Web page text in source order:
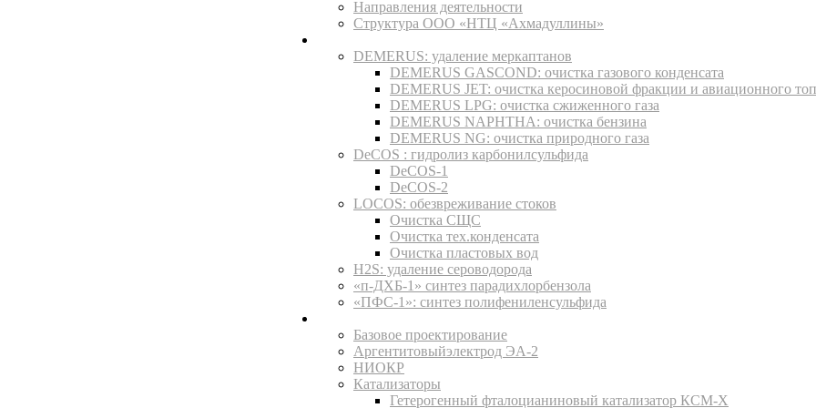
Направления деятельности
Структура ООО «НТЦ «Ахмадуллины»
DEMERUS: удаление меркаптанов
DEMERUS GASCOND: очистка газового конденсата
DEMERUS JET: очистка керосиновой фракции и авиационного
DEMERUS LPG: очистка сжиженного газа
DEMERUS NAPHTHA: очистка бензина
DEMERUS NG: очистка природного газа
DeCOS : гидролиз карбонилсульфида
DeCOS-1
DeCOS-2
LOCOS: обезвреживание стоков
Очистка СЩС
Очистка тех.конденсата
Очистка пластовых вод
H2S: удаление сероводорода
«п-ДХБ-1» синтез парадихлорбензола
«ПФС-1»: синтез полифениленсульфида
Базовое проектирование
Аргентитовыйэлектрод ЭА-2
НИОКР
Катализаторы
Гетерогенный фталоцианиновый катализатор КСМ-Х